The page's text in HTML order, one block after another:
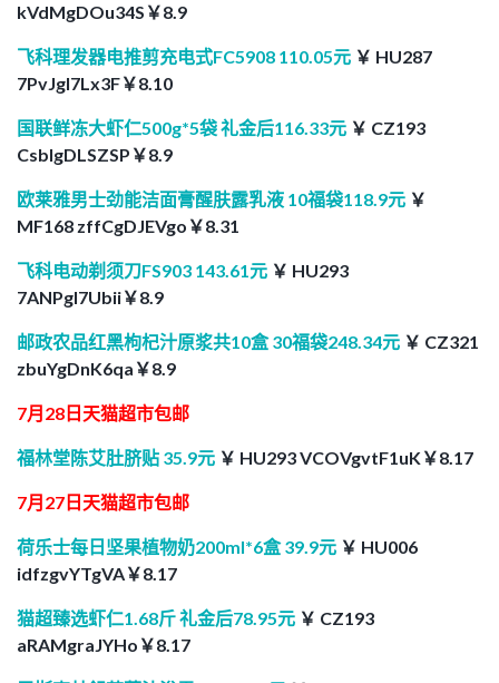
kVdMgDOu34S￥8.9
飞科理发器电推剪充电式FC5908 110.05元 ￥ HU287
7PvJgI7Lx3F￥8.10
国联鲜冻大虾仁500g*5袋 礼金后116.33元 ￥ CZ193
CsbIgDLSZSP￥8.9
欧莱雅男士劲能洁面膏醒肤露乳液 10福袋118.9元 ￥
MF168 zffCgDJEVgo￥8.31
飞科电动剃须刀FS903 143.61元 ￥ HU293
7ANPgI7Ubii￥8.9
邮政农品红黑枸杞汁原浆共10盒 30福袋248.34元 ￥ CZ321
zbuYgDnK6qa￥8.9
7月28日天猫超市包邮
福林堂陈艾肚脐贴 35.9元 ￥ HU293 VCOVgvtF1uK￥8.17
7月27日天猫超市包邮
荷乐士每日坚果植物奶200ml*6盒 39.9元 ￥ HU006
idfzgvYTgVA￥8.17
猫超臻选虾仁1.68斤 礼金后78.95元 ￥ CZ193
aRAMgraJYHo￥8.17